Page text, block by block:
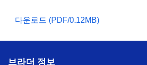
다운로드 (PDF/0.12MB)
브라더 정보